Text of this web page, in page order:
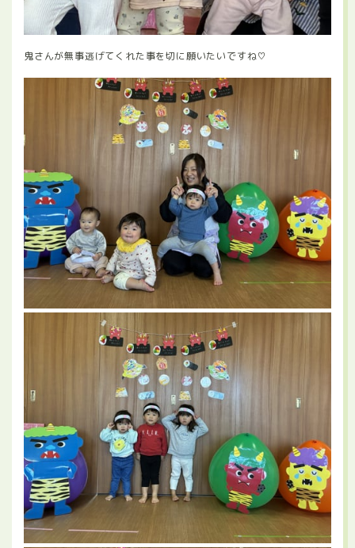
鬼さんが無事逃げてくれた事を切に願いたいですね♡